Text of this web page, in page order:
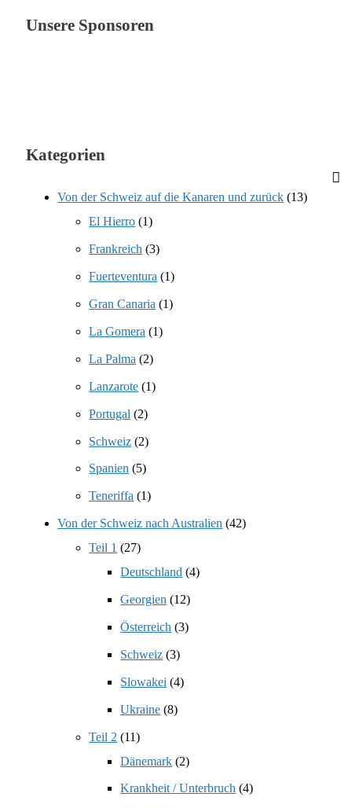
Unsere Sponsoren
Kategorien
Von der Schweiz auf die Kanaren und zurück (13)
El Hierro (1)
Frankreich (3)
Fuerteventura (1)
Gran Canaria (1)
La Gomera (1)
La Palma (2)
Lanzarote (1)
Portugal (2)
Schweiz (2)
Spanien (5)
Teneriffa (1)
Von der Schweiz nach Australien (42)
Teil 1 (27)
Deutschland (4)
Georgien (12)
Österreich (3)
Schweiz (3)
Slowakei (4)
Ukraine (8)
Teil 2 (11)
Dänemark (2)
Krankheit / Unterbruch (4)